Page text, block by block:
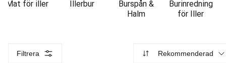
Mat för iller Illerbur
Burspån &
Halm
Burinredning
för Iller
Filtrera Rekommenderad